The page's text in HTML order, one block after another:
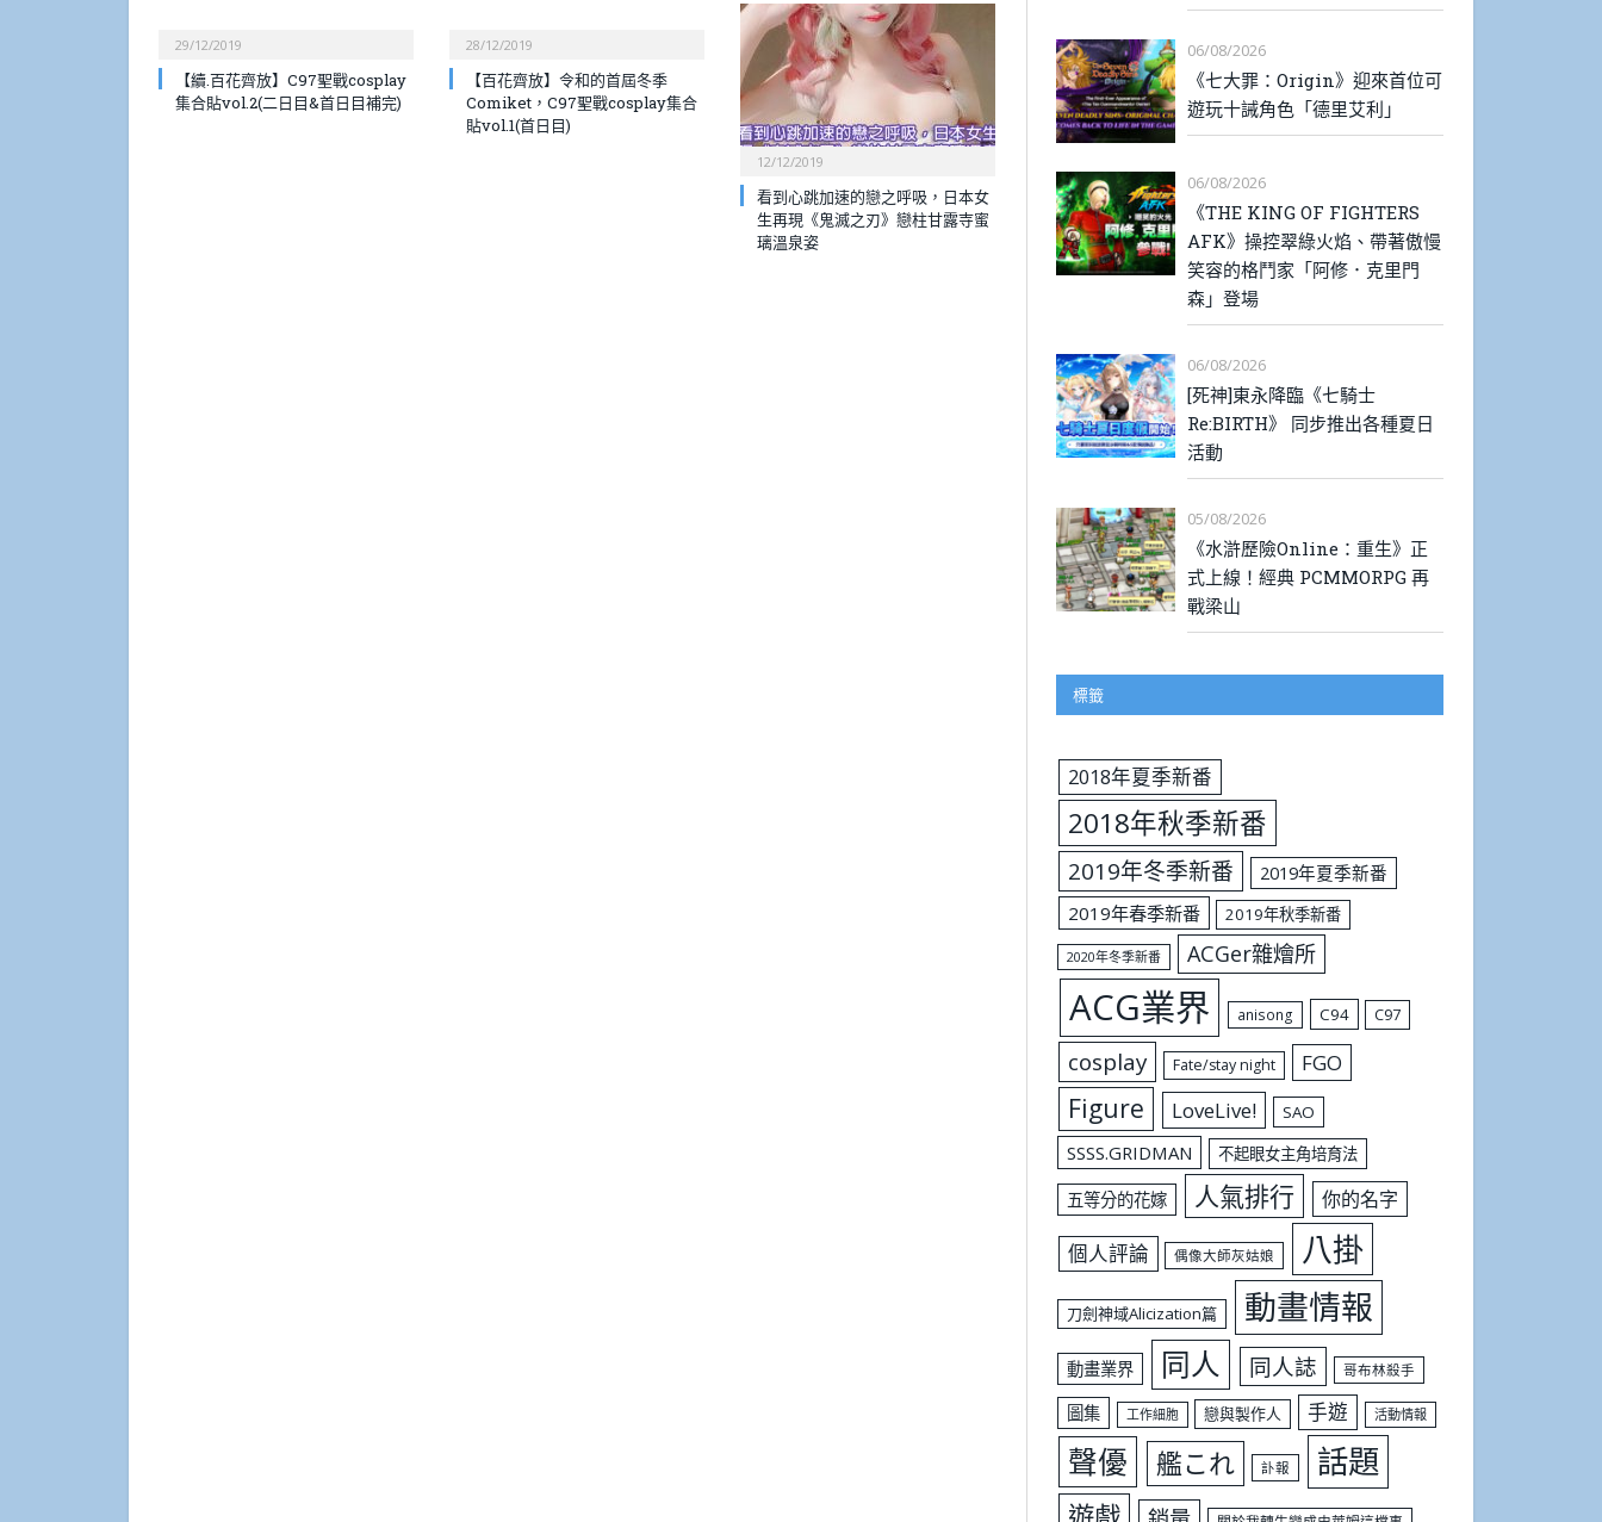
29/12/2019
【續.百花齊放】C97聖戰cosplay
集合貼vol.2(二日目&首日目補完)
28/12/2019
【百花齊放】令和的首屆冬季
Comiket，C97聖戰cosplay集合
貼vol.1(首日目)
12/12/2019
看到心跳加速的戀之呼吸，日本女
生再現《鬼滅之刃》戀柱甘露寺蜜
璃溫泉姿
06/08/2026
《七大罪：Origin》迎來首位可
遊玩十誡角色「德里艾利」
06/08/2026
《THE KING OF FIGHTERS
AFK》操控翠綠火焰、帶著傲慢
笑容的格鬥家「阿修．克里門
森」登場
06/08/2026
[死神]東永降臨《七騎士
Re:BIRTH》 同步推出各種夏日
活動
05/08/2026
《水滸歷險Online：重生》正
式上線！經典 PCMMORPG 再
戰梁山
標籤
2018年夏季新番
2018年秋季新番
2019年冬季新番
2019年夏季新番
2019年春季新番
2019年秋季新番
2020年冬季新番 ACGer雜燴所
ACG業界 anisong C94 C97
cosplay Fate/stay night FGO
Figure LoveLive! SAO
SSSS.GRIDMAN 不起眼女主角培育法
五等分的花嫁 人氣排行 你的名字
個人評論 偶像大師灰姑娘 八掛
刀劍神域Alicization篇 動畫情報
動畫業界 同人 同人誌 哥布林殺手
圖集 工作細胞 戀與製作人 手遊 活動情報
聲優 艦これ 訃報 話題